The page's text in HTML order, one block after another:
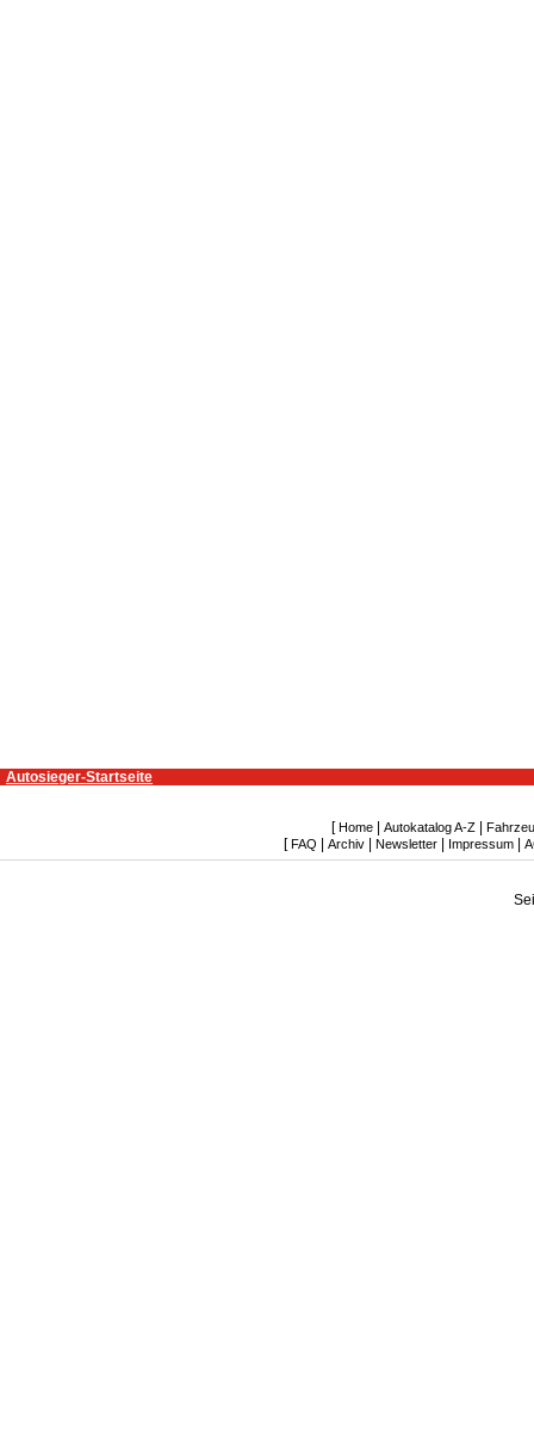
Autosieger-Startseite
[ Home Autokatalog A-Z
[ FAQ Archiv| Newsletter| Impressum|